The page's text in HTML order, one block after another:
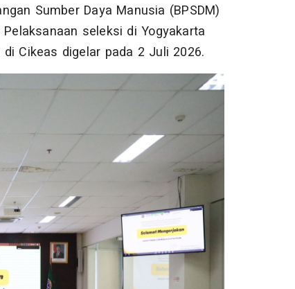
Sumber Daya Manusia (BPSDM)
seleksi di Yogyakarta
Cikeas digelar pada 2 Juli 2026.